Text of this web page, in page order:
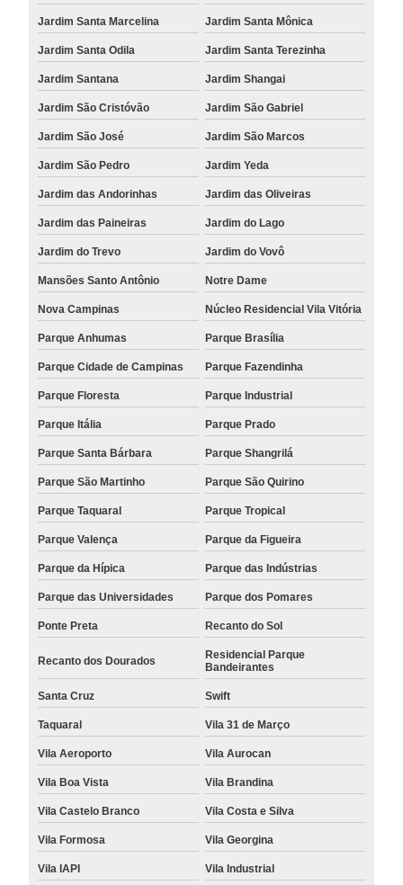
Jardim Santa Marcelina Jardim Santa Mônica
Jardim Santa Odila Jardim Santa Terezinha
Jardim Santana Jardim Shangai
Jardim São Cristóvão Jardim São Gabriel
Jardim São José Jardim São Marcos
Jardim São Pedro Jardim Yeda
Jardim das Andorinhas Jardim das Oliveiras
Jardim das Paineiras Jardim do Lago
Jardim do Trevo Jardim do Vovô
Mansões Santo Antônio Notre Dame
Nova Campinas Núcleo Residencial Vila Vitória
Parque Anhumas Parque Brasília
Parque Cidade de Campinas Parque Fazendinha
Parque Floresta Parque Industrial
Parque Itália Parque Prado
Parque Santa Bárbara Parque Shangrilá
Parque São Martinho Parque São Quirino
Parque Taquaral Parque Tropical
Parque Valença Parque da Figueira
Parque da Hípica Parque das Indústrias
Parque das Universidades Parque dos Pomares
Ponte Preta Recanto do Sol
Recanto dos Dourados
Residencial Parque
Bandeirantes
Santa Cruz Swift
Taquaral Vila 31 de Março
Vila Aeroporto Vila Aurocan
Vila Boa Vista Vila Brandina
Vila Castelo Branco Vila Costa e Silva
Vila Formosa Vila Georgina
Vila IAPI Vila Industrial